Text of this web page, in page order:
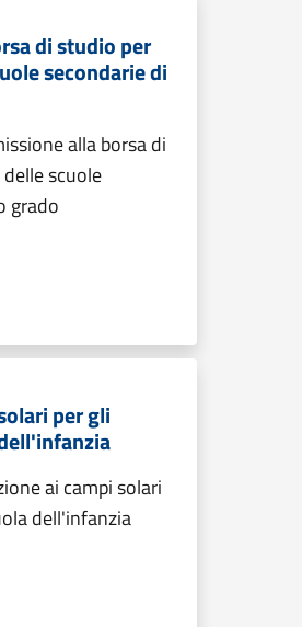
di studio per
secondarie di
alla borsa di
scuole
grado
per gli
ai campi solari
dell'infanzia